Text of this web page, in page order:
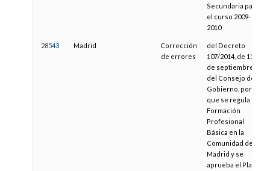
Secundaria para
el curso 2009-
2010
28543 Madrid
Corrección
de errores
del Decreto
107/2014, de 11
de septiembre,
del Consejo de
Gobierno, por el
que se regula la
Formación
Profesional
Básica en la
Comunidad de
Madrid y se
aprueba el Plan